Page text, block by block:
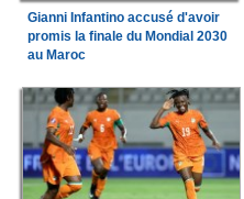
Gianni Infantino accusé d'avoir
promis la finale du Mondial 2030
au Maroc